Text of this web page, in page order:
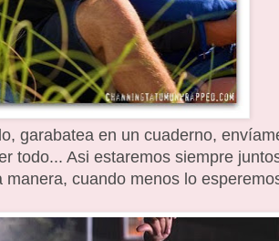
garabatea en un cuaderno,
todo... Asi estaremos siempre
cuando menos lo